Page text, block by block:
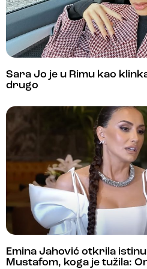
Sara Jo je u Rimu kao
drugo
Emina Jahović otkrila
Mustafom, koga je tužila: